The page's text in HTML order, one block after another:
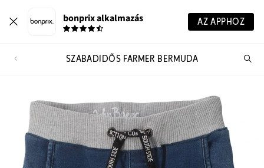
bonprix alkalmazás AZ APPHOZ
SZABADIDŐS FARMER BERMUDA